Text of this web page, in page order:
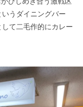
いうダイニングバー
て二毛作的にカレー